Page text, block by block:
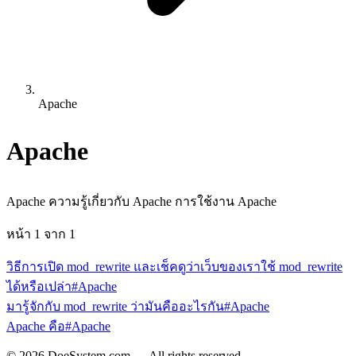
Apache
Apache
Apache ความรู้เกี่ยวกับ Apache การใช้งาน Apache
หน้า 1 จาก 1
วิธีการเปิด mod_rewrite และเช็คดูว่าเว็บของเราใช้ mod_rewrite
ได้หรือเปล่า#Apache
มารู้จักกับ mod_rewrite ว่ามันคืออะไรกัน#Apache
Apache คือ#Apache